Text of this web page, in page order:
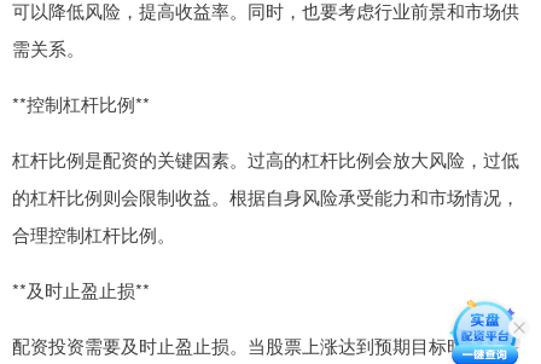
可以降低风险，提高收益率。同时，也要考虑行业前景和市场供
需关系。
**控制杠杆比例**
杠杆比例是配资的关键因素。过高的杠杆比例会放大风险，过低
的杠杆比例则会限制收益。根据自身风险承受能力和市场情况，
合理控制杠杆比例。
**及时止盈止损**
配资投资需要及时止盈止损。当股票上涨达到预期目标时，应果